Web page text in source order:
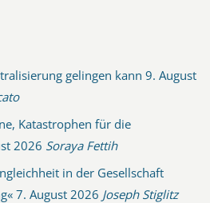
gelingen kann 9. August
Katastrophen für die
2026 Soraya Fettih
in der Gesellschaft
7. August 2026 Joseph Stiglitz